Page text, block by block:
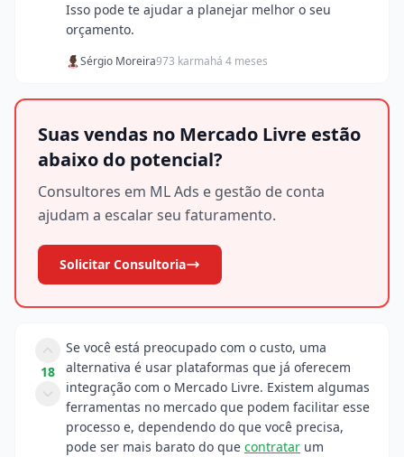
Isso pode te ajudar a planejar melhor o seu
orçamento.
Sérgio Moreira973 karmahá 4 meses
Suas vendas no Mercado Livre estão
abaixo do potencial?
Consultores em ML Ads e gestão de conta
ajudam a escalar seu faturamento.
Solicitar Consultoria
18
Se você está preocupado com o custo, uma
alternativa é usar plataformas que já oferecem
integração com o Mercado Livre. Existem algumas
ferramentas no mercado que podem facilitar esse
processo e, dependendo do que você precisa,
pode ser mais barato do que contratar um